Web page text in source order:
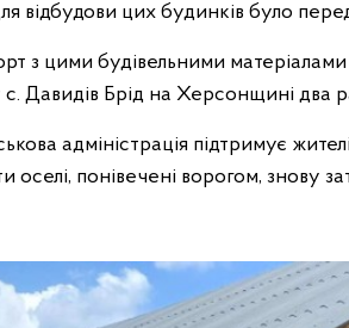
відбудови цих будинків було
з цими будівельними матеріалами
Давидів Брід на Херсонщині два
адміністрація підтримує
оселі, понівечені ворогом, знову